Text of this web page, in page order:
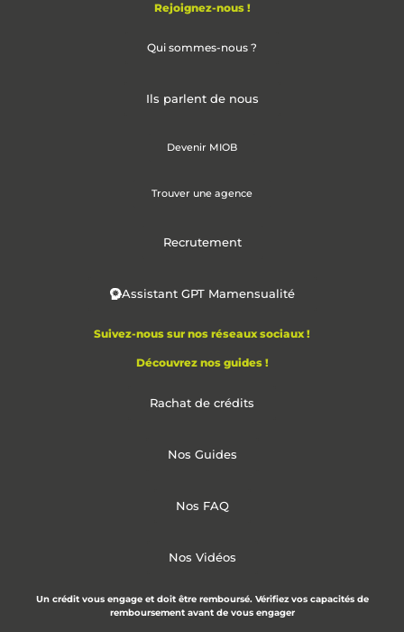
Rejoignez-nous !
Qui sommes-nous ?
Ils parlent de nous
Devenir MIOB
Trouver une agence
Recrutement
Assistant GPT Mamensualité
Suivez-nous sur nos réseaux sociaux !
Découvrez nos guides !
Rachat de crédits
Nos Guides
Nos FAQ
Nos Vidéos
Un crédit vous engage et doit être remboursé. Vérifiez vos capacités de
remboursement avant de vous engager